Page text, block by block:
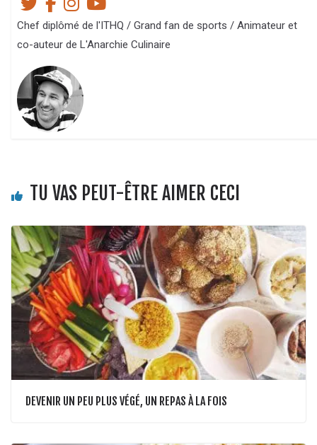
Chef diplômé de l'ITHQ / Grand fan de sports / Animateur et
co-auteur de L'Anarchie Culinaire
TU VAS PEUT-ÊTRE AIMER CECI
DEVENIR UN PEU PLUS VÉGÉ, UN REPAS À LA FOIS